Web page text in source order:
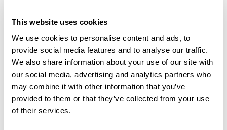
This website uses cookies
We use cookies to personalise content and ads, to
provide social media features and to analyse our traffic.
We also share information about your use of our site with
our social media, advertising and analytics partners who
may combine it with other information that you’ve
provided to them or that they’ve collected from your use
of their services.
Soyez le premier à ajouter un avis !
Ajouter un avis
Résumé